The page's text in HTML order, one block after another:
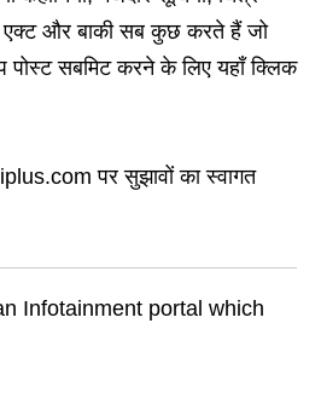
और बाकी सब कुछ करते हैं जो
सबमिट करने के लिए यहाँ क्लिक
पर सुझावों का स्वागत
Infotainment portal which